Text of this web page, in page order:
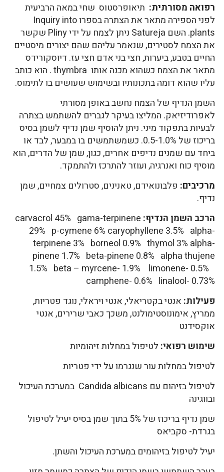
רפואה מסורתית: תיאופרסטוס שחי במאה הרביעית
לפני הספירה מתאר את הצתרה בספרו Inquiry into
plants. השם Satureja ניתן לצמח על ידי Pliny שקשר
את הצמח לסטירים, שנאמר עליהם שהם יצורים מיסטיים
החיים בטבע, ביערות, חצי בני אדם חצי עז. דיוסקורידס
מתאר את הצמח כשהוא מכנה אותו thymbra . הוא כותב
עליו שהוא דומה בתכונותיו ובשימוש שעושים בו לתימוס.
השמן הנדיף של הצמח נחשב באופן מסורתי
לאפרודיזיאק. המליצו בעיקר לגברים להשתמש בצתרה
לבעיות בתפקוד מיני. ניתן להוסיף שמן נדיף לשמן בסיס
בריכוז של 0.5-1.0%. כשמשתמשים בו במבער, לבד או
ביחד עם שמנים נדיפים אחרים, כגון, שמן של הדרים, הוא
מוסיף כוח ואנרגיה, ועוזר להתרכז ולהתמקד.
מרכיבים: פלבונואידם, טאנינים, סטרולים צמחיים, שמן
נדיף.
הרכב השמן הנדיף: carvacrol 45% gama-terpinene
29% p-cymene 6% caryophyllene 3.5% alpha-
terpinene 3% borneol 0.9% thymol 3% alpha-
pinene 1.7% beta-pinene 0.8% alpha thujene
1.5% beta – myrcene- 1.9% limonene- 0.5%
camphene- 0.6% linalool- 0.73%
פעילות: אנטי בקטריאלי, אנטי ויראלי, נוגד פטריות,
ממריץ, אימונוסטימולנט, משכך כאבי שרירים, אנטי
אוקסידנט
שימוש רפואי: לטיפול במחלות זיהומיות
לטיפול במחלות עור שנגרמו על ידי פטריות
לטיפול בזיהום עם Candida albicans במערכת העיכול
ובווגינה
שמן נדיף בריכוז של 5% בתוך שמן בסיס יעיל לטיפול
בגרדת- סקביאס
יעיל לטיפול בזיהומים במערכת העיכול והשתן.